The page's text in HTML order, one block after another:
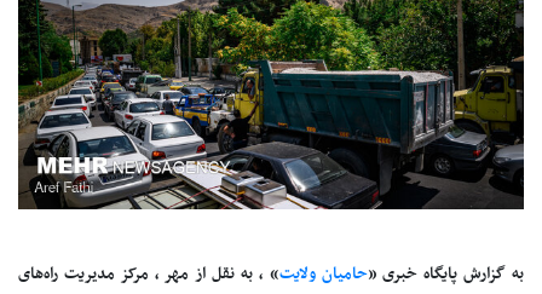
به گزارش پایگاه خبری «حامیان ولایت» ، به نقل از مهر ، مرکز مدیریت راه‌های